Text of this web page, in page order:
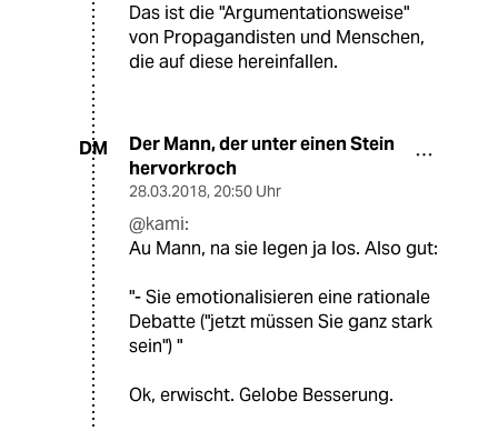
Das ist die "Argumentationsweise"
von Propagandisten und Menschen,
die auf diese hereinfallen.
DM
Der Mann, der unter einen Stein
hervorkroch
28.03.2018, 20:50 Uhr
@kami:
Au Mann, na sie legen ja los. Also gut:
"- Sie emotionalisieren eine rationale
Debatte ("jetzt müssen Sie ganz stark
sein") "
Ok, erwischt. Gelobe Besserung.